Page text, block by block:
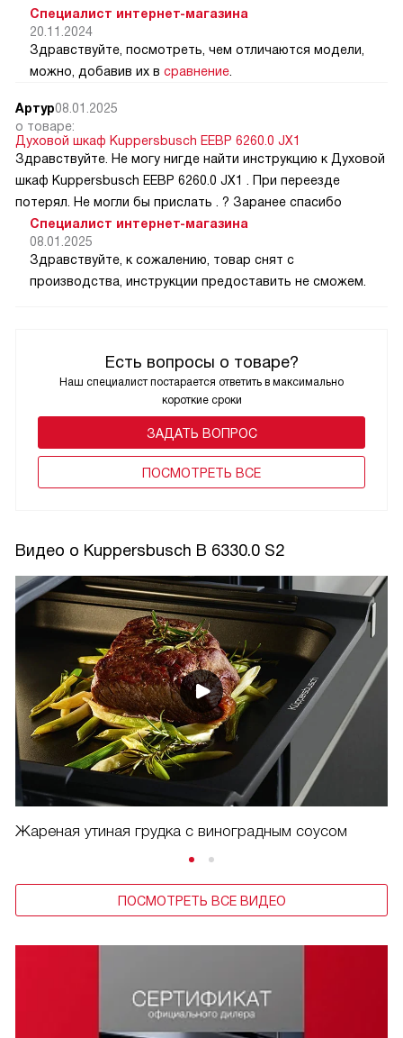
Есть вопросы о товаре?
Наш специалист постарается ответить в максимально
короткие сроки
ЗАДАТЬ ВОПРОС
ПОCМОТРЕТЬ ВСЕ
Специалист интернет-магазина
20.11.2024
Здравствуйте, посмотреть, чем отличаются модели,
можно, добавив их в сравнение
Артур08.01.2025
о товаре:
Духовой шкаф Kuppersbusch EEBP 6260.0 JX1
Здравствуйте. Не могу нигде найти инструкцию к Духовой
шкаф Kuppersbusch EEBP 6260.0 JX1 . При переезде
потерял. Не могли бы прислать . ? Заранее спасибо
Специалист интернет-магазина
08.01.2025
Здравствуйте, к сожалению, товар снят с
производства, инструкции предоставить не сможем.
Видео о Kuppersbusch B 6330.0 S2
Жареная утиная грудка с виноградным соусом
ПОСМОТРЕТЬ ВСЕ ВИДЕО